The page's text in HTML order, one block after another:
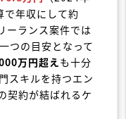
で年収にして約
ーランス案件では
つの目安となって
万円超えも十分
スキルを持つエン
契約が結ばれるケ